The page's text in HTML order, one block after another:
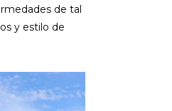
de tal
y estilo de